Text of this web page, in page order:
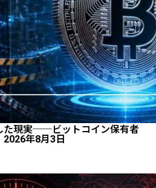
た現実──ビットコイン保有者
年8月3日